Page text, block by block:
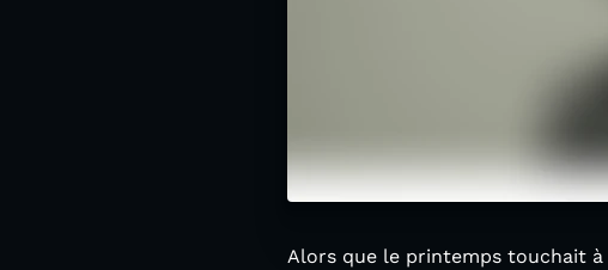
Alors que le printemps touchait